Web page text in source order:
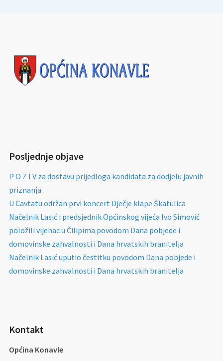
Posljednje objave
P O Z I V za dostavu prijedloga kandidata za dodjelu javnih
priznanja
U Cavtatu održan prvi koncert Dječje klape Škatulica
Načelnik Lasić i predsjednik Općinskog vijeća Ivo Simović
položili vijenac u Čilipima povodom Dana pobjede i
domovinske zahvalnosti i Dana hrvatskih branitelja
Načelnik Lasić uputio čestitku povodom Dana pobjede i
domovinske zahvalnosti i Dana hrvatskih branitelja
Kontakt
Općina Konavle